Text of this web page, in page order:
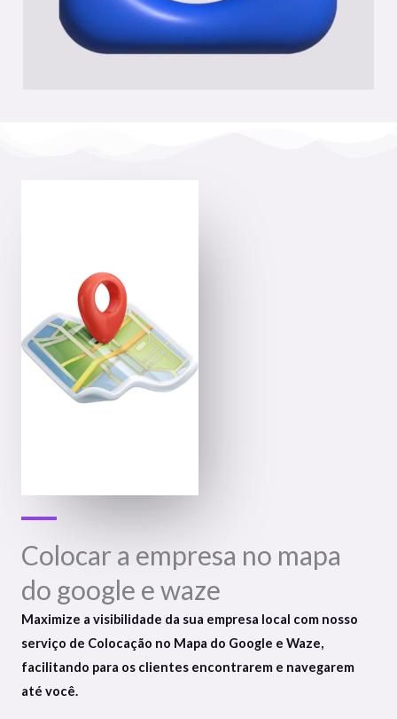
Colocar a empresa no mapa
do google e waze
Maximize a visibilidade da sua empresa local com nosso
serviço de Colocação no Mapa do Google e Waze,
facilitando para os clientes encontrarem e navegarem
até você.